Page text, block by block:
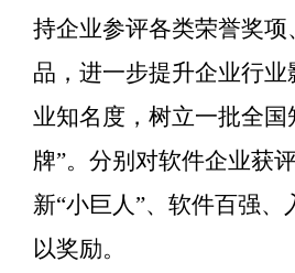
持企业参评各类荣誉奖
品，进一步提升企业行
业知名度，树立一批全国
牌”。分别对软件企业获
新“小巨人”、软件百强、
以奖励。